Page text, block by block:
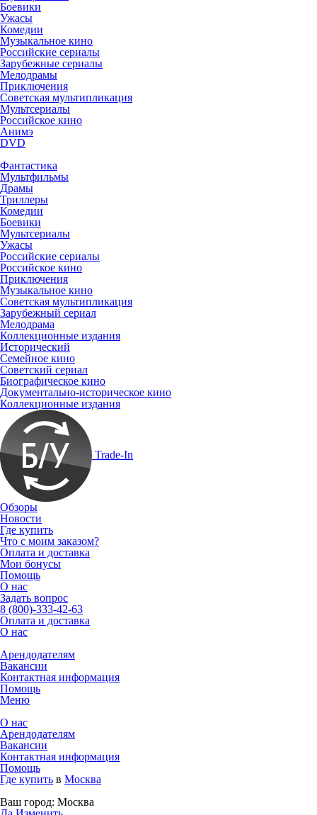
Боевики
Ужасы
Комедии
Музыкальное кино
Российские сериалы
Зарубежные сериалы
Мелодрамы
Приключения
Советская мультипликация
Мультсериалы
Российское кино
Анимэ
DVD
Фантастика
Мультфильмы
Драмы
Триллеры
Комедии
Боевики
Мультсериалы
Ужасы
Российские сериалы
Российское кино
Приключения
Музыкальное кино
Советская мультипликация
Зарубежный сериал
Мелодрама
Коллекционные издания
Исторический
Семейное кино
Советский сериал
Биографическое кино
Документально-историческое кино
Коллекционные издания
Trade-In
Обзоры
Новости
Где купить
Что с моим заказом?
Оплата и доставка
Мои бонусы
Помощь
О нас
Задать вопрос
8 (800)-333-42-63
Оплата и доставка
О нас
Арендодателям
Вакансии
Контактная информация
Помощь
Меню
О нас
Арендодателям
Вакансии
Контактная информация
Помощь
Где купить в Москва
Ваш город: Москва